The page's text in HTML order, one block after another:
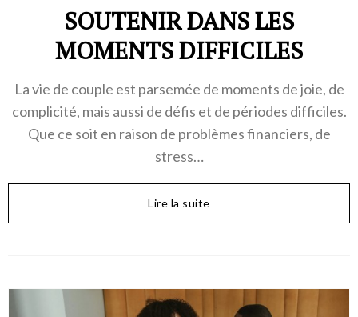
SOUTENIR DANS LES
MOMENTS DIFFICILES
La vie de couple est parsemée de moments de joie, de
complicité, mais aussi de défis et de périodes difficiles.
Que ce soit en raison de problèmes financiers, de
stress…
Lire la suite